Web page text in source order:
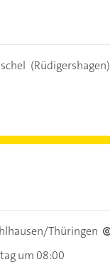
(Rüdigershagen)
Thüringen
um 08:00